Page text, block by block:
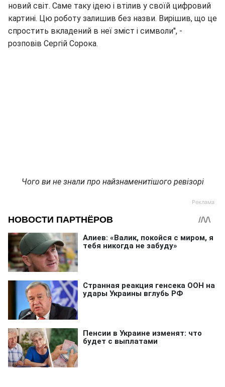
новий світ. Саме таку ідею і втілив у своїй цифровий
картині. Цю роботу залишив без назви. Вирішив, що це
спростить вкладений в неї зміст і символи", -
розповів Сергій Сорока.
Чого ви не знали про найзнаменитішого ревізорі